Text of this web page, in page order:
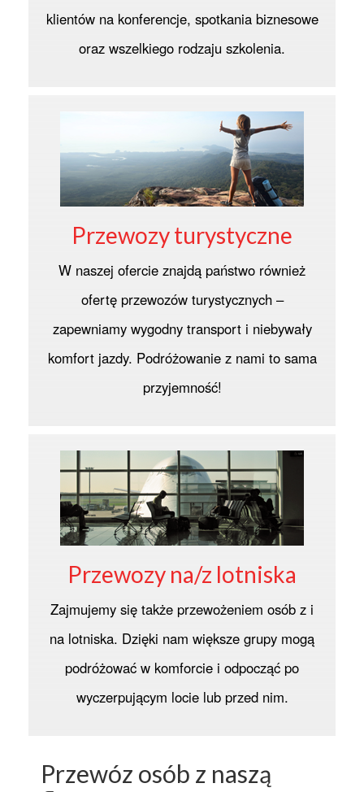
klientów na konferencje, spotkania biznesowe
oraz wszelkiego rodzaju szkolenia.
Przewozy turystyczne
W naszej ofercie znajdą państwo również
ofertę przewozów turystycznych –
zapewniamy wygodny transport i niebywały
komfort jazdy. Podróżowanie z nami to sama
przyjemność!
Przewozy na/z lotniska
Zajmujemy się także przewożeniem osób z i
na lotniska. Dzięki nam większe grupy mogą
podróżować w komforcie i odpocząć po
wyczerpującym locie lub przed nim.
Przewóz osób z naszą